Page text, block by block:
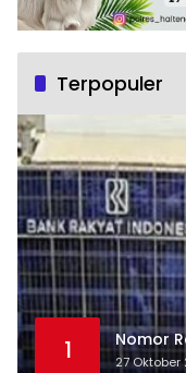
Terpopuler
1 Nomor
27 Oktober